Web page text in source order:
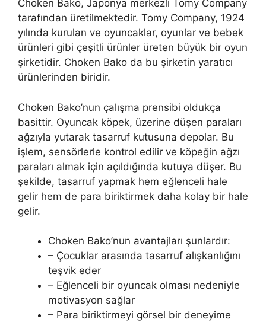
Choken Bako, Japonya merkezli Tomy Company
tarafından üretilmektedir. Tomy Company, 1924
yılında kurulan ve oyuncaklar, oyunlar ve bebek
ürünleri gibi çeşitli ürünler üreten büyük bir oyun
şirketidir. Choken Bako da bu şirketin yaratıcı
ürünlerinden biridir.
Choken Bako’nun çalışma prensibi oldukça
basittir. Oyuncak köpek, üzerine düşen paraları
ağzıyla yutarak tasarruf kutusuna depolar. Bu
işlem, sensörlerle kontrol edilir ve köpeğin ağzı
paraları almak için açıldığında kutuya düşer. Bu
şekilde, tasarruf yapmak hem eğlenceli hale
gelir hem de para biriktirmek daha kolay bir hale
gelir.
Choken Bako’nun avantajları şunlardır:
– Çocuklar arasında tasarruf alışkanlığını
teşvik eder
– Eğlenceli bir oyuncak olması nedeniyle
motivasyon sağlar
– Para biriktirmeyi görsel bir deneyime